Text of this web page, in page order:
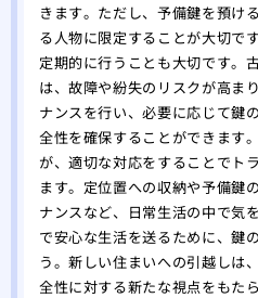
きます。ただし、予備鍵を預け
る人物に限定することが大切で
定期的に行うことも大切です。
は、故障や紛失のリスクが高ま
ナンスを行い、必要に応じて鍵
全性を確保することができます
が、適切な対応をすることでト
ます。定位置への収納や予備鍵
ナンスなど、日常生活の中で気
で安心な生活を送るために、鍵
う。新しい住まいへの引越しは
全性に対する新たな視点をもた